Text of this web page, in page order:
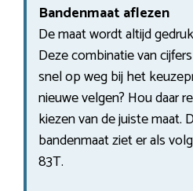
Bandenmaat aflezen
De maat wordt altijd
Deze combinatie van
snel op weg bij het
nieuwe velgen? Hou daar
kiezen van de juiste maat.
bandenmaat ziet er als
83T.